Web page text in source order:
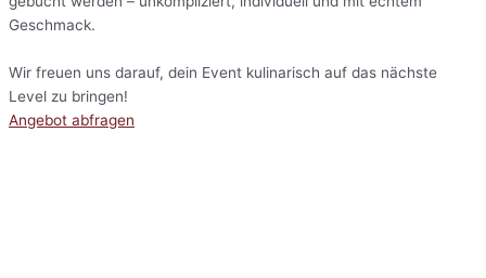
Geschmack.
Wir freuen uns darauf, dein Event kulinarisch auf das nächste
Level zu bringen!
Angebot abfragen